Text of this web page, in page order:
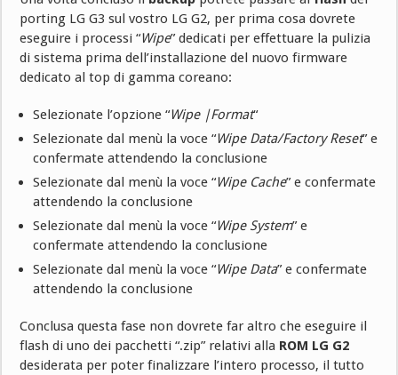
porting LG G3 sul vostro LG G2, per prima cosa dovrete
eseguire i processi “Wipe” dedicati per effettuare la pulizia
di sistema prima dell’installazione del nuovo firmware
dedicato al top di gamma coreano:
Selezionate l’opzione “Wipe |Format“
Selezionate dal menù la voce “Wipe Data/Factory Reset” e
confermate attendendo la conclusione
Selezionate dal menù la voce “Wipe Cache” e confermate
attendendo la conclusione
Selezionate dal menù la voce “Wipe System” e
confermate attendendo la conclusione
Selezionate dal menù la voce “Wipe Data” e confermate
attendendo la conclusione
Conclusa questa fase non dovrete far altro che eseguire il
flash di uno dei pacchetti “.zip” relativi alla ROM LG G2
desiderata per poter finalizzare l’intero processo, il tutto